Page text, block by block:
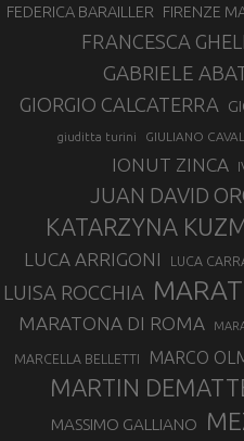
FEDERICA BARAILLER FIRENZE
FRANCESCA
GABRIELE
GIORGIO CALCATERRA
giuditta turini GIULIANO
IONUT ZINCA
JUAN DAVID
KATARZYNA
LUCA ARRIGONI LUCA
LUISA ROCCHIA
MARATONA DI ROMA
MARCELLA BELLETTI MARCO
MARTIN
MASSIMO GALLIANO